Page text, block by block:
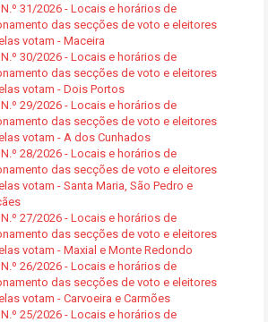
31/2026 - Locais e horários de
das secções de voto e eleitores
votam - Maceira
30/2026 - Locais e horários de
das secções de voto e eleitores
votam - Dois Portos
29/2026 - Locais e horários de
das secções de voto e eleitores
votam - A dos Cunhados
28/2026 - Locais e horários de
das secções de voto e eleitores
votam - Santa Maria, São Pedro e
27/2026 - Locais e horários de
das secções de voto e eleitores
votam - Maxial e Monte Redondo
26/2026 - Locais e horários de
das secções de voto e eleitores
votam - Carvoeira e Carmões
25/2026 - Locais e horários de